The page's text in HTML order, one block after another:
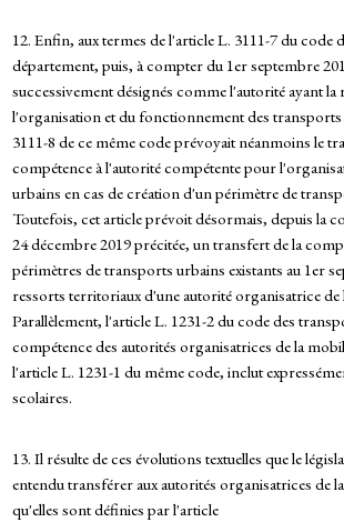
12. Enfin, aux termes de l'article L. 3111-7 du code
département, puis, à compter du 1er septembre
successivement désignés comme l'autorité ayant la
l'organisation et du fonctionnement des
3111-8 de ce même code prévoyait néanmoins le
compétence à l'autorité compétente pour
urbains en cas de création d'un périmètre de
Toutefois, cet article prévoit désormais, depuis la
24 décembre 2019 précitée, un transfert de la
périmètres de transports urbains existants au 1er
ressorts territoriaux d'une autorité organisatrice de
Parallèlement, l'article L. 1231-2 du code des
compétence des autorités organisatrices de la
l'article L. 1231-1 du même code, inclut
scolaires.
13. Il résulte de ces évolutions textuelles que le
entendu transférer aux autorités organisatrices de
qu'elles sont définies par l'article